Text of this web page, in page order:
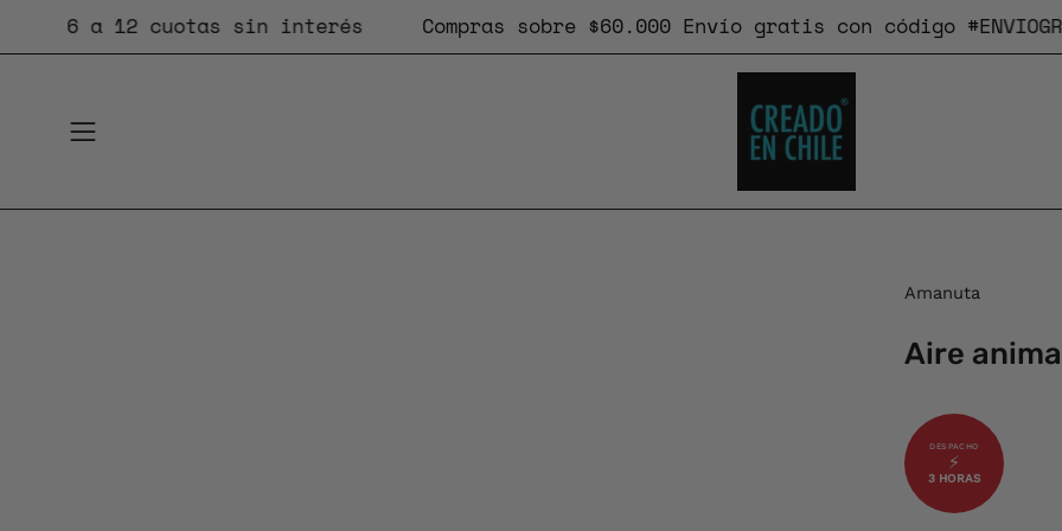
6 a 12 cuotas sin interés Compras sobre $60.000Envío gratiscon código #ENVIOGRATIS
Abrir
de
Amanuta
Aire
⚡
3 HORAS